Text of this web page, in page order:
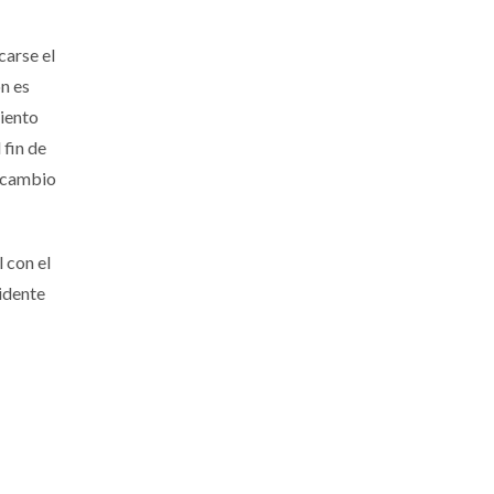
el
es
fin de
con el